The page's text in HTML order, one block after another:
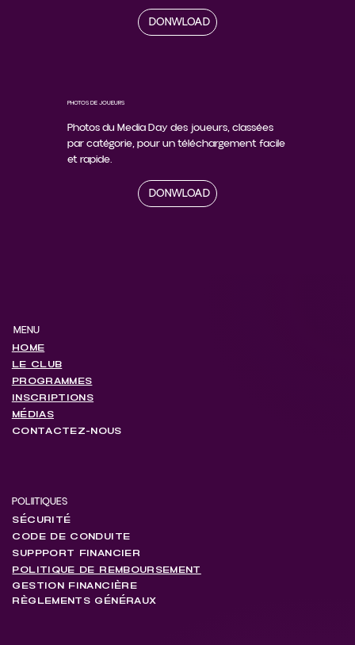
DONWLOAD
PHOTOS DE JOUEURS
Photos du Media Day des joueurs, classées
par catégorie, pour un téléchargement facile
et rapide.
DONWLOAD
MENU
HOME
LE CLUB
PROGRAMMES
INSCRIPTIONS
MÉDIAS
CONTACTEZ-NOUS
POLIITIQUES
SÉCURITÉ
CODE DE CONDUITE
SUPPPORT FINANCIER
POLITIQUE DE REMBOURSEMENT
GESTION FINANCIÈRE
RÈGLEMENTS GÉNÉRAUX